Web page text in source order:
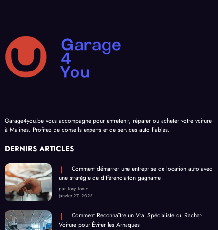
Garage4you.be vous accompagne pour entretenir, réparer ou acheter votre voiture
à Malines. Profitez de conseils experts et de services auto fiables.
DERNIRS ARTICLES
Comment démarrer une entreprise de location auto avec
une stratégie de différenciation gagnante
par Tony Tonic
janvier 27, 2025
Comment Reconnaître un Vrai Spécialiste du Rachat-
Voiture pour Éviter les Arnaques